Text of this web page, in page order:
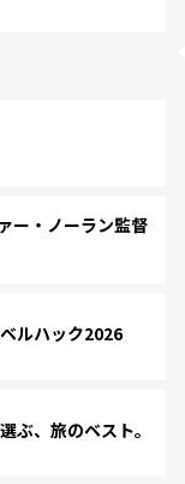
ー・ノーラン監督
ルハック2026
、旅のベスト。